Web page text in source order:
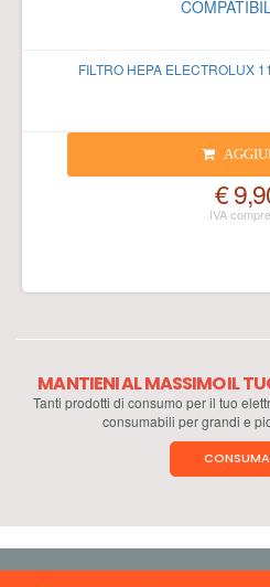
FILTRO HEPA ELECTROLUX
€
MANTIENI AL MASSIMO IL
Tanti prodotti di consumo per il tuo
consumabili per grandi e